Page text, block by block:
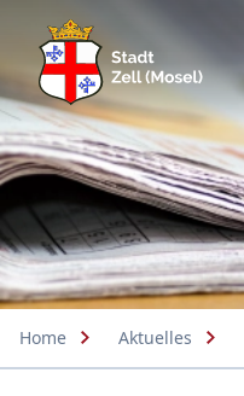
Home Aktuelles